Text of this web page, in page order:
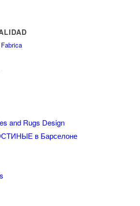
and Rugs Design
в Барселоне